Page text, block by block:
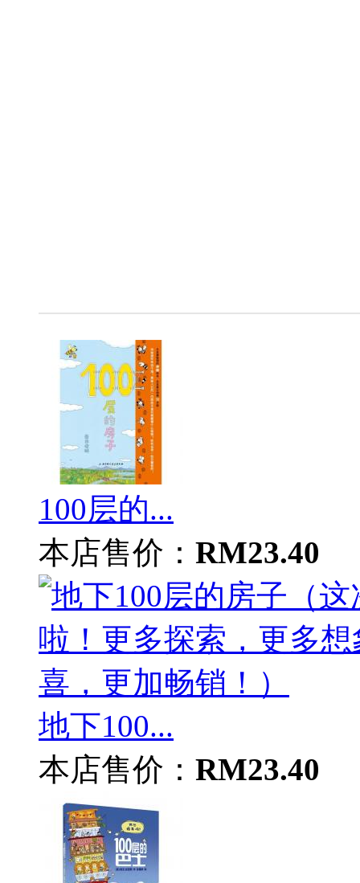
100层的...
本店售价： RM23.40
地下100...
本店售价： RM23.40